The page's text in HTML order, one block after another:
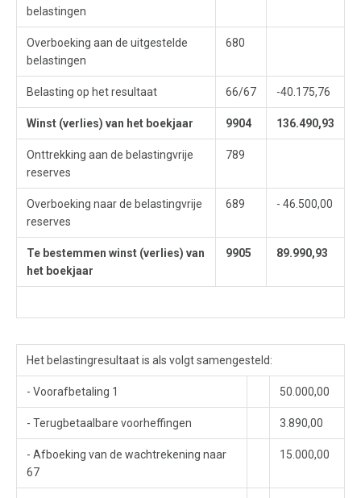
belastingen
Overboeking aan de uitgestelde
belastingen
680
Belasting op het resultaat 66/67 -40.175,76
Winst (verlies) van het boekjaar 9904 136.490,93
Onttrekking aan de belastingvrije
reserves
789
Overboeking naar de belastingvrije
reserves
689 - 46.500,00
Te bestemmen winst (verlies) van
het boekjaar
9905 89.990,93
Het belastingresultaat is als volgt samengesteld:
- Voorafbetaling 1 50.000,00
- Terugbetaalbare voorheffingen 3.890,00
- Afboeking van de wachtrekening naar
67
15.000,00